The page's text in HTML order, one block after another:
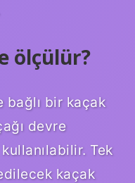
ölçülür?
bağlı bir kaçak
devre
Tek
kaçak